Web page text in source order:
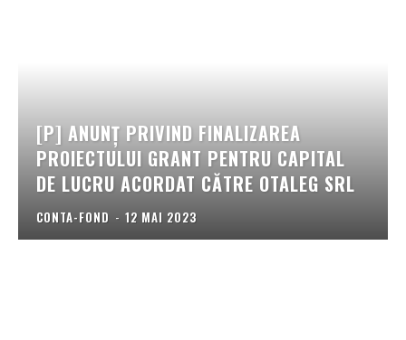
[P] ANUNȚ PRIVIND FINALIZAREA
PROIECTULUI GRANT PENTRU CAPITAL
DE LUCRU ACORDAT CĂTRE OTALEG SRL
CONTA-FOND - 12 MAI 2023